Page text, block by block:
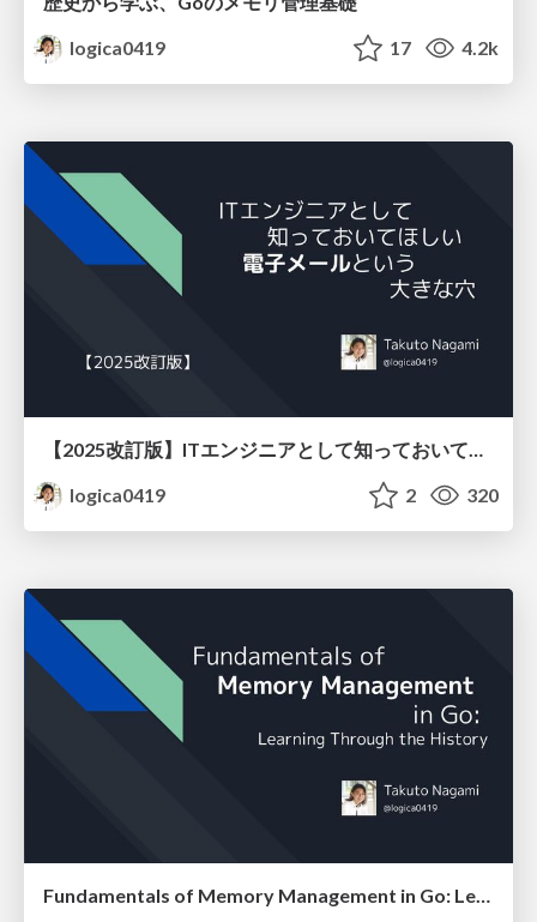
logica0419
17 4.2k
logica0419
2 320
Fundamentals of Memory Management in Go: Learning Through the History